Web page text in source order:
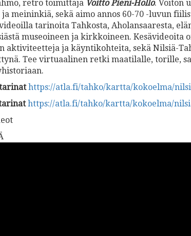
retro toimittaja Voitto Pieni-Hollo. Voiton
meininkiä, sekä aimo annos 60-70 -luvun
tarinoita Tahkosta, Aholansaaresta,
museoineen ja kirkkoineen. Kesävideoita
aktiviteetteja ja käyntikohteita, sekä Nilsiä-
Tee virtuaalinen retki maatilalle, torille,
https://atla.fi/tahko/kartta/kokoelma/
https://atla.fi/tahko/kartta/kokoelma/